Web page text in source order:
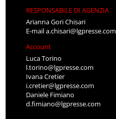
RESPONSABILE DI AGENZIA
Arianna Gori Chisari
E-maila.chisari@lgpresse.com
Account
Luca Torino
l.torino@lgpresse.com
Ivana Cretier
i.cretier@lgpresse.com
Daniele Fimiano
d.fimiano@lgpresse.com